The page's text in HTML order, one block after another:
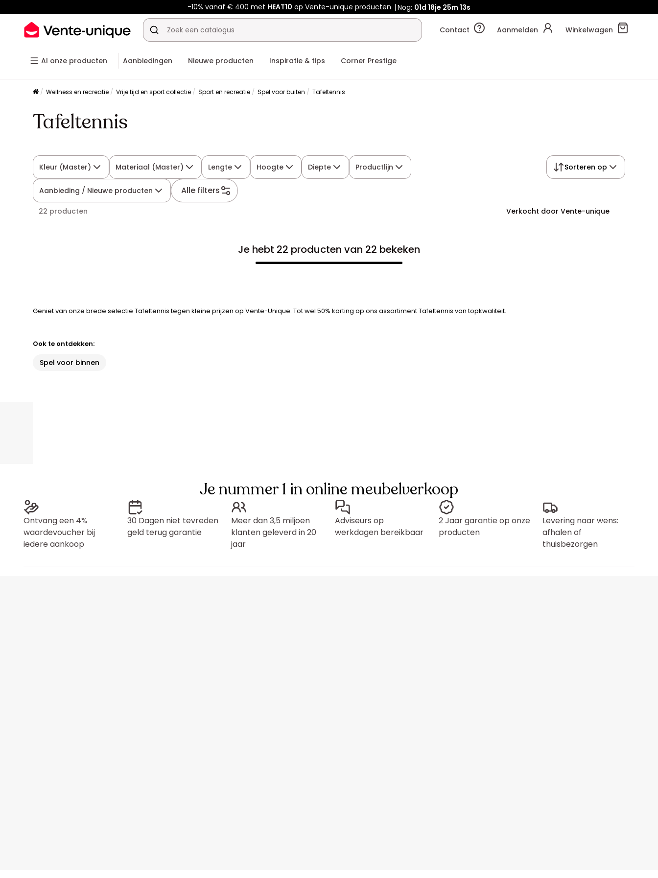
-10% vanaf € 400 met HEAT10 op Vente-unique producten Nog: 01d 18je 25m 12s
Contact Aanmelden Winkelwagen
Al onze producten Aanbiedingen Nieuwe producten Inspiratie & tips Corner Prestige
Wellness en recreatie Vrije tijd en sport collectie Sport en recreatie Spel voor buiten Tafeltennis
Tafeltennis
Kleur (Master) Materiaal (Master) Lengte Hoogte Diepte Productlijn
Aanbieding / Nieuwe producten Alle filters
Sorteren op
22 producten Verkocht door Vente-unique
Je hebt 22 producten van 22 bekeken
Geniet van onze brede selectie Tafeltennis tegen kleine prijzen op Vente-Unique. Tot wel 50% korting op ons assortiment Tafeltennis van topkwaliteit.
Ook te ontdekken:
Spel voor binnen
Je nummer 1 in online meubelverkoop
Ontvang een 4%
waardevoucher bij
iedere aankoop
30 Dagen niet tevreden
geld terug garantie
Meer dan 3,5 miljoen
klanten geleverd in 20
jaar
Adviseurs op
werkdagen bereikbaar
2 Jaar garantie op onze
producten
Levering naar wens:
afhalen of
thuisbezorgen